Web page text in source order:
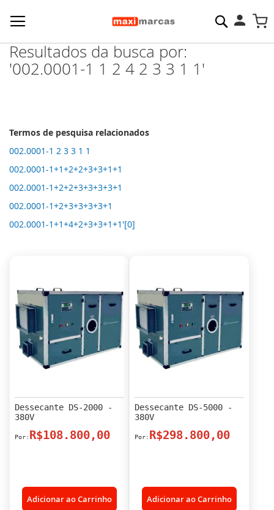
Pesquisa
Resultados da busca por:
'002.0001-1 1 2 4 2 3 3 1 1'
Termos de pesquisa relacionados
002.0001-1 2 3 3 1 1
002.0001-1+1+2+2+3+3+1+1
002.0001-1+2+2+3+3+3+3+1
002.0001-1+2+3+3+3+3+1
002.0001-1+1+4+2+3+3+1+1'[0]
Dessecante DS-2000 -
380V
R$108.800,00
Adicionar ao Carrinho
Dessecante DS-5000 -
380V
R$298.800,00
Adicionar ao Carrinho